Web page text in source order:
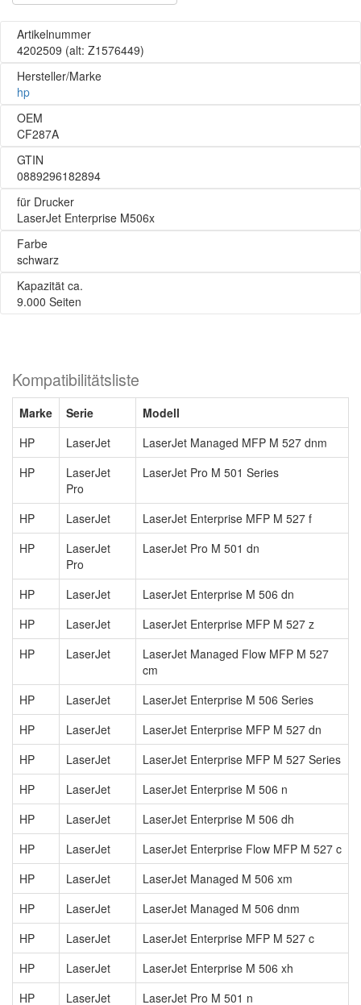
Artikelnummer
4202509 (alt: Z1576449)
Hersteller/Marke
hp
OEM
CF287A
GTIN
0889296182894
für Drucker
LaserJet Enterprise M506x
Farbe
schwarz
Kapazität ca.
9.000 Seiten
Kompatibilitätsliste
Marke Serie
Modell
HP
LaserJet
LaserJet Managed MFP M 527 dnm
HP
LaserJet
Pro
LaserJet Pro M 501 Series
HP LaserJet
LaserJet Enterprise MFP M 527 f
HP
LaserJet
Pro
LaserJet Pro M 501 dn
HP LaserJet
LaserJet Enterprise M 506 dn
HP
LaserJet
LaserJet Enterprise MFP M 527 z
HP
LaserJet
LaserJet Managed Flow MFP M 527
cm
HP
LaserJet
LaserJet Enterprise M 506 Series
HP
LaserJet
LaserJet Enterprise MFP M 527 dn
HP
LaserJet
LaserJet Enterprise MFP M 527 Series
HP
LaserJet
LaserJet Enterprise M 506 n
HP
LaserJet
LaserJet Enterprise M 506 dh
HP
LaserJet
LaserJet Enterprise Flow MFP M 527 c
HP
LaserJet
LaserJet Managed M 506 xm
HP
LaserJet
LaserJet Managed M 506 dnm
HP
LaserJet
LaserJet Enterprise MFP M 527 c
HP
LaserJet
LaserJet Enterprise M 506 xh
HP
LaserJet LaserJet Pro M 501 n